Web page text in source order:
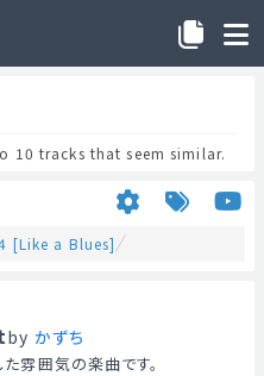
10 tracks that seem similar.
[Like a Blues]
by かずち
た雰囲気の楽曲です。